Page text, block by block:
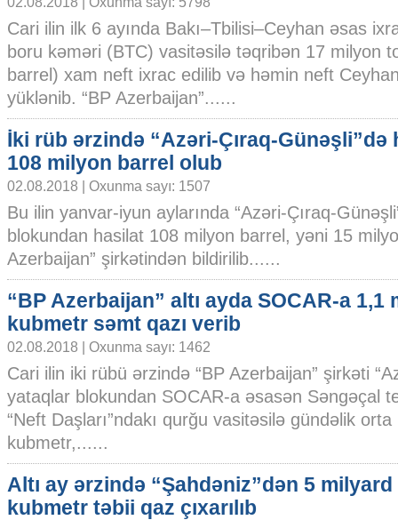
Cari ilin ilk 6 ayında Bakı–Tbilisi–Ceyhan əsas
boru kəməri (BTC) vasitəsilə təqribən 17 milyon
barrel) xam neft ixrac edilib və həmin neft
yüklənib. “BP Azerbaijan”......
İki rüb ərzində “Azəri-Çıraq-Günəşli”də
108 milyon barrel olub
02.08.2018 | Oxunma sayı: 1507
Bu ilin yanvar-iyun aylarında “Azəri-Çıraq-
blokundan hasilat 108 milyon barrel, yəni 15
Azerbaijan” şirkətindən bildirilib......
“BP Azerbaijan” altı ayda SOCAR-a 1,1
kubmetr səmt qazı verib
02.08.2018 | Oxunma sayı: 1462
Cari ilin iki rübü ərzində “BP Azerbaijan” şirkəti
yataqlar blokundan SOCAR-a əsasən Səngəçal
“Neft Daşları”ndakı qurğu vasitəsilə gündəlik
kubmetr,......
Altı ay ərzində “Şahdəniz”dən 5 milyard
kubmetr təbii qaz çıxarılıb